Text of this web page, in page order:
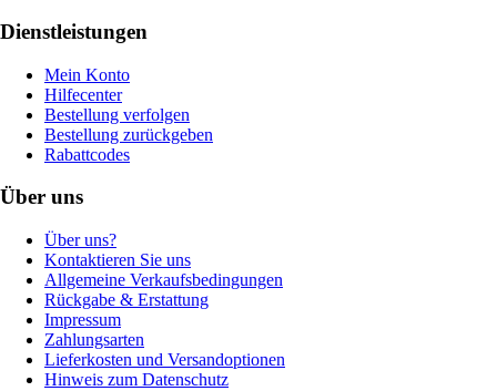
Dienstleistungen
Mein Konto
Hilfecenter
Bestellung verfolgen
Bestellung zurückgeben
Rabattcodes
Über uns
Über uns?
Kontaktieren Sie uns
Allgemeine Verkaufsbedingungen
Rückgabe & Erstattung
Impressum
Zahlungsarten
Lieferkosten und Versandoptionen
Hinweis zum Datenschutz